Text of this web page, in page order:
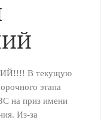
В текущую
этапа
на приз имени
Из-за